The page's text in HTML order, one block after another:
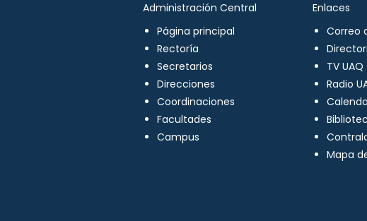
Administración Central
Página principal
Rectoría
Secretarios
Direcciones
Coordinaciones
Facultades
Campus
Enlaces
Correo
TV UAQ
Radio
Mapa